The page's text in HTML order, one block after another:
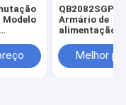
Modelo
prova
QB2082SGPE-
Armário de
alimentação
pequeno
caixa
Melhor